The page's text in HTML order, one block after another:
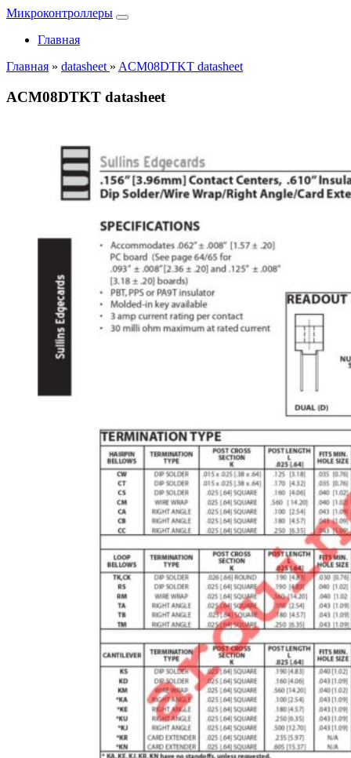
Микроконтроллеры
Главная
Главная » datasheet » ACM08DTKT datasheet
ACM08DTKT datasheet